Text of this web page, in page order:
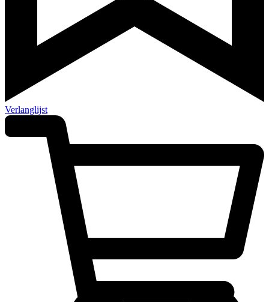
Verlanglijst